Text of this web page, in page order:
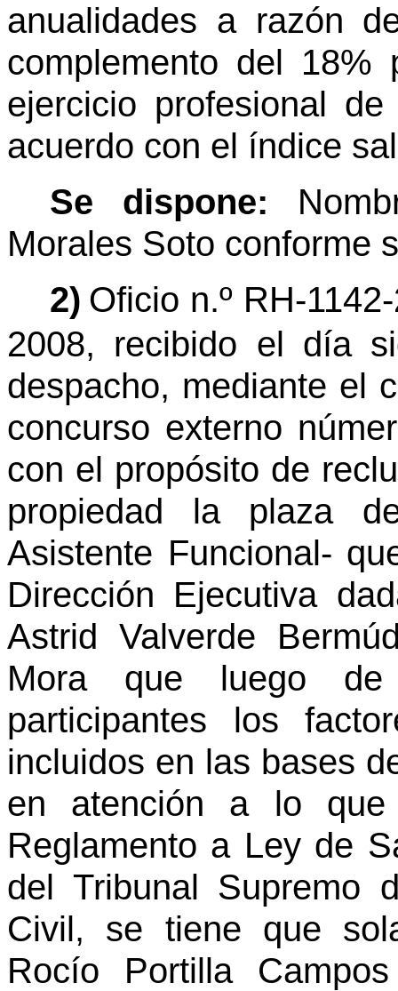
anualidades a razón
complemento del 18%
ejercicio profesional
acuerdo con el índice
Se dispone:
Morales Soto conforme
2) Oficio n.º RH-
2008, recibido el día
despacho, mediante el
concurso externo
con el propósito de
propiedad la plaza
Asistente Funcional-
Dirección Ejecutiva
Astrid Valverde
Mora que luego
participantes los
incluidos en las bases
en atención a lo
Reglamento a Ley de
del Tribunal Supremo
Civil, se tiene que
Rocío Portilla